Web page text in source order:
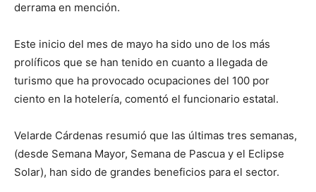
derrama en mención.
Este inicio del mes de mayo ha sido uno de los más
prolíficos que se han tenido en cuanto a llegada de
turismo que ha provocado ocupaciones del 100 por
ciento en la hotelería, comentó el funcionario estatal.
Velarde Cárdenas resumió que las últimas tres semanas,
(desde Semana Mayor, Semana de Pascua y el Eclipse
Solar), han sido de grandes beneficios para el sector.